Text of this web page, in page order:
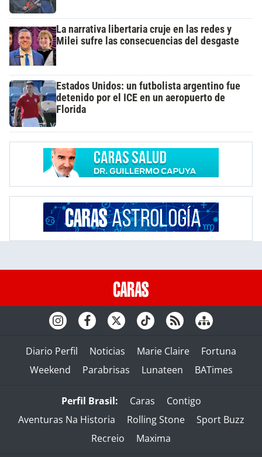
La narrativa libertaria cruje en las redes y
Milei sufre las consecuencias del desgaste
Estados Unidos: un futbolista argentino fue
detenido por el ICE en un aeropuerto de
Florida
Diario Perfil Noticias Marie Claire
Fortuna
Weekend
Parabrisas Lunateen BATimes
Perfil Brasil: Caras
Contigo
Aventuras Na Historia
Rolling Stone
Sport Buzz
Recreio
Maxima